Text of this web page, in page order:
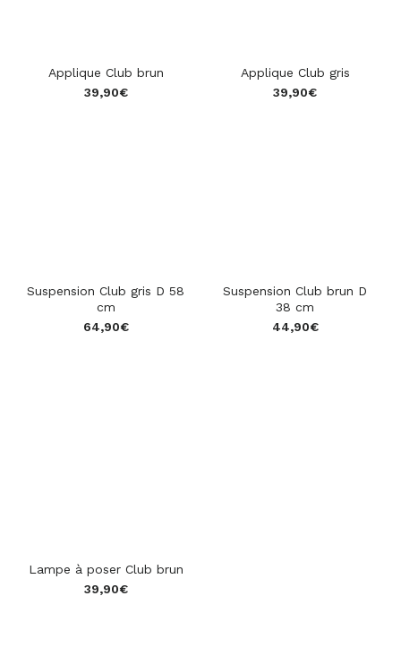
Applique Club brun
39,90€
Applique Club gris
39,90€
Suspension Club gris D 58
cm
64,90€
Suspension Club brun D
38 cm
44,90€
Lampe à poser Club brun
39,90€